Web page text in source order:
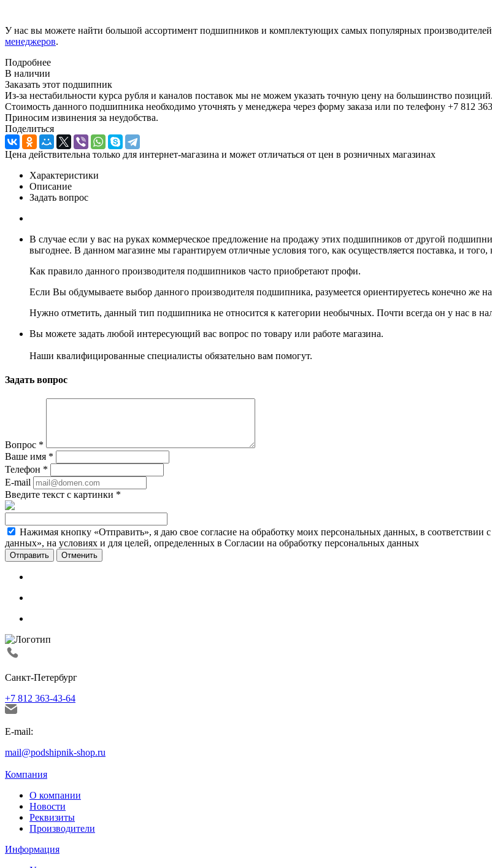
У нас вы можете найти большой ассортимент подшипников и комплектующих самых популярных
менеджеров.
Подробнее
В наличии
Заказать этот подшипник
Из-за нестабильности курса рубля и каналов поставок мы не можем указать точную цену на большинство позиций.
Стоимость данного подшипника необходимо уточнять у менеджера через форму заказа или по телефону +7 812
Приносим извинения за неудобства.
Поделиться
Цена действительна только для интернет-магазина и может отличаться от цен в розничных магазинах
Характеристики
Описание
Задать вопрос
В случае если у вас на руках коммерческое предложение на продажу этих подшипников от другой
выгоднее. В данном магазине мы гарантируем отличные условия того, как осуществляется поставка, и
Как правило данного производителя подшипников часто приобретают профи.
Если Вы обдумываете выбор данного производителя подшипника, разумеется ориентируетесь конечно же
Нужно отметить, данный тип подшипника не относится к категории необычных. Почти всегда он у нас в
Вы можете задать любой интересующий вас вопрос по товару или работе магазина.
Наши квалифицированные специалисты обязательно вам помогут.
Задать вопрос
Вопрос *
Ваше имя *
Телефон *
E-mail
Введите текст с картинки *
Нажимая кнопку «Отправить», я даю свое согласие на обработку моих персональных данных, в
данных», на условиях и для целей, определенных в Согласии на обработку персональных данных
Отменить
Санкт-Петербург
+7 812 363-43-64
E-mail:
mail@podshipnik-shop.ru
Компания
О компании
Новости
Реквизиты
Производители
Информация